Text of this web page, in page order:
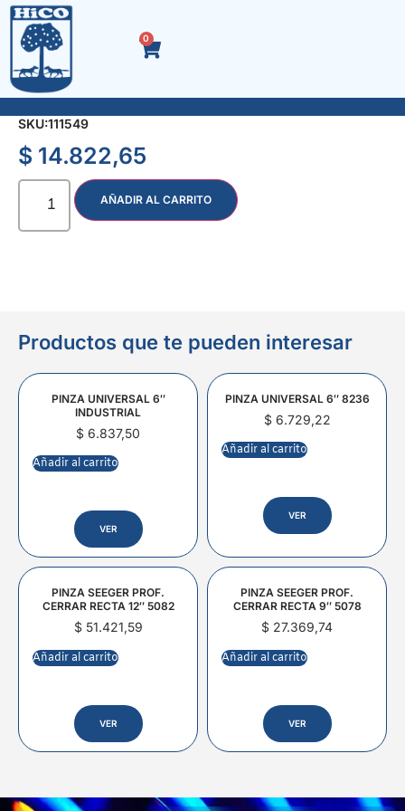
0
EJE SDS PLUS 430 mm. P/SIERRA COPA
SKU:111549
$ 14.822,65
AÑADIR AL CARRITO
Productos que te pueden interesar
PINZA UNIVERSAL 6″
INDUSTRIAL
$ 6.837,50
Añadir al carrito
VER
PINZA UNIVERSAL 6″ 8236
$6.729,22
Añadir al carrito
VER
PINZA SEEGER PROF.
CERRAR RECTA 12″ 5082
$51.421,59
Añadir al carrito
VER
PINZA SEEGER PROF.
CERRAR RECTA 9″ 5078
$ 27.369,74
Añadir al carrito
VER